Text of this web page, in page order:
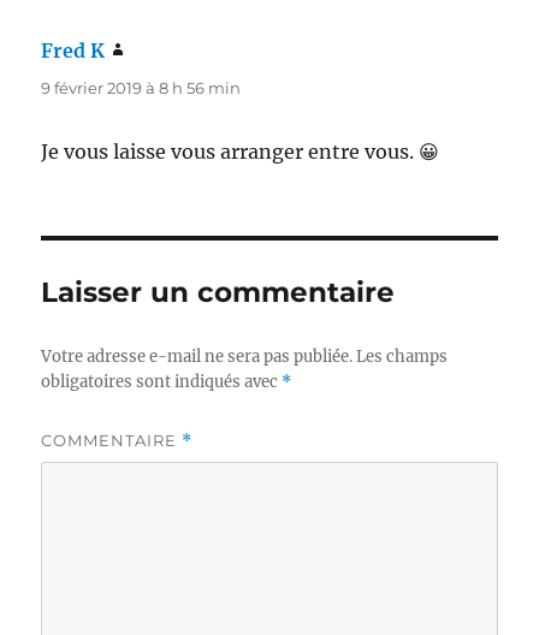
Fred K
9 février 2019 à 8 h 56 min
Je vous laisse vous arranger entre vous. 😀
Laisser un commentaire
Votre adresse e-mail ne sera pas publiée. Les champs
obligatoires sont indiqués avec *
COMMENTAIRE *